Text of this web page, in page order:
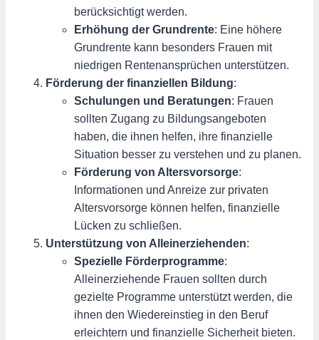
berücksichtigt werden.
Erhöhung der Grundrente: Eine höhere
Grundrente kann besonders Frauen mit
niedrigen Rentenansprüchen unterstützen.
Förderung der finanziellen Bildung:
Schulungen und Beratungen: Frauen
sollten Zugang zu Bildungsangeboten
haben, die ihnen helfen, ihre finanzielle
Situation besser zu verstehen und zu planen.
Förderung von Altersvorsorge:
Informationen und Anreize zur privaten
Altersvorsorge können helfen, finanzielle
Lücken zu schließen.
Unterstützung von Alleinerziehenden:
Spezielle Förderprogramme:
Alleinerziehende Frauen sollten durch
gezielte Programme unterstützt werden, die
ihnen den Wiedereinstieg in den Beruf
erleichtern und finanzielle Sicherheit bieten.